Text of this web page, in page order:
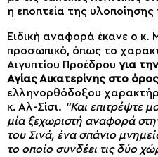
η εποπτεία της
Ειδική αναφορά έκανε ο κ.
προσωπικό, όπως το
Αιγυπτίου Προέδρου για
Αγίας Αικατερίνης στο
ελληνορθόδοξου
κ. Αλ-Σίσι. “Και επιτρέψτε
μία ξεχωριστή αναφορά
του Σινά, ένα σπάνιο
το οποίο συνδέει τις δύο